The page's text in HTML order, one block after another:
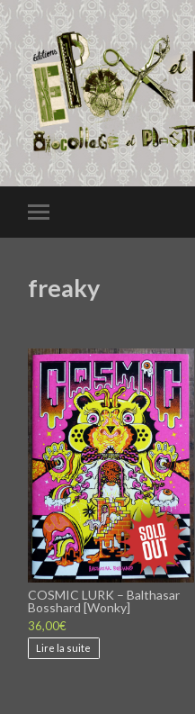
freaky
COSMIC LURK – Balthasar
Bosshard [Wonky]
36,00€
Lire la suite